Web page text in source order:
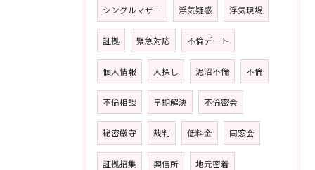
シングルマザー 浮気疑惑 浮気現場
証拠 緊急対応 不倫デート
個人情報 人探し 泥沼不倫 不倫
不倫相談 早期解決 不倫密会
秘密厳守 裁判 低料金 同窓会
証拠招集 興信所 地元密着